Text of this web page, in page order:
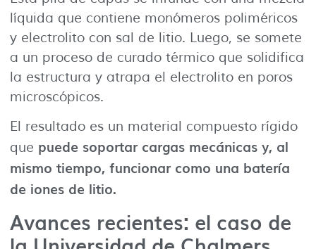
líquida que contiene monómeros poliméricos
y electrolito con sal de litio. Luego, se somete
a un proceso de curado térmico que solidifica
la estructura y atrapa el electrolito en poros
microscópicos.
El resultado es un material compuesto rígido
que puede soportar cargas mecánicas y, al
mismo tiempo, funcionar como una batería
de iones de litio.
Avances recientes: el caso de